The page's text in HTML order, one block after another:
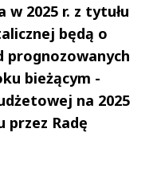
2025 r. z tytułu
będą o
prognozowanych
bieżącym -
na 2025
Radę